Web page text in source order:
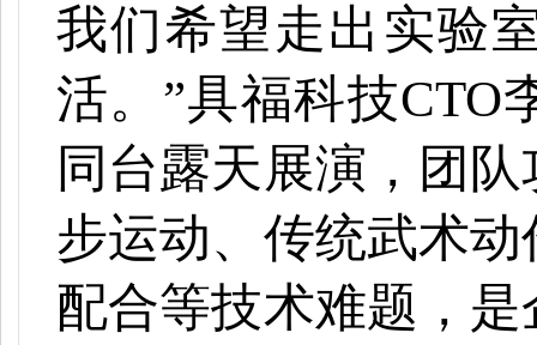
我们希望走出实验
活。”具福科技CTO
同台露天展演，团
步运动、传统武术
配合等技术难题，